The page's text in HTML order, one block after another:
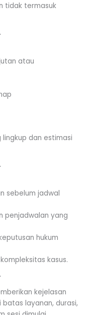
tidak termasuk
atau
dan estimasi
sebelum jadwal
penjadwalan yang
hukum
kasus.
kejelasan
layanan, durasi,